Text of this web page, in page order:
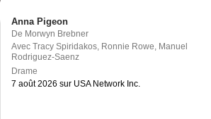
Anna Pigeon
De Morwyn Brebner
AvecTracy Spiridakos, Ronnie Rowe, Manuel
Rodriguez-Saenz
Drame
7 août 2026 sur USA Network Inc.